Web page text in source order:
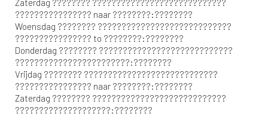
???????????????? naar ????????:????????
Woensdag ???????? ????????????????????????????
???????????????? to ????????:????????
Donderdag ???????? ????????????????????????????
????????????????????????:????????
Vrijdag ???????? ????????????????????????????
???????????????? naar ????????:????????
Zaterdag ???????? ????????????????????????????
????????????????????:????????